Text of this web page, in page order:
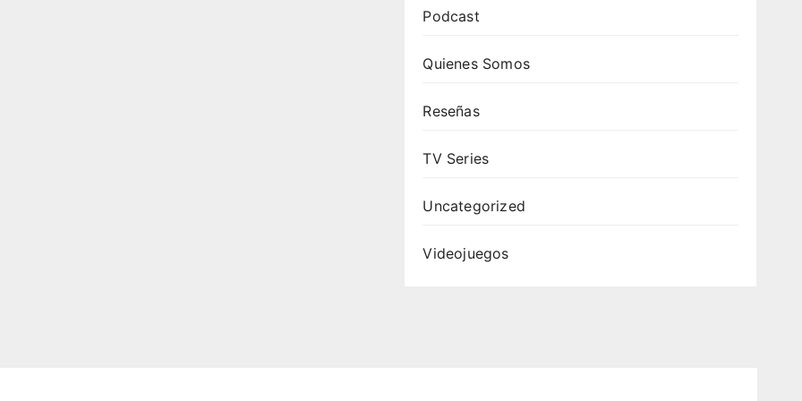
Podcast
Quienes Somos
Reseñas
TV Series
Uncategorized
Videojuegos